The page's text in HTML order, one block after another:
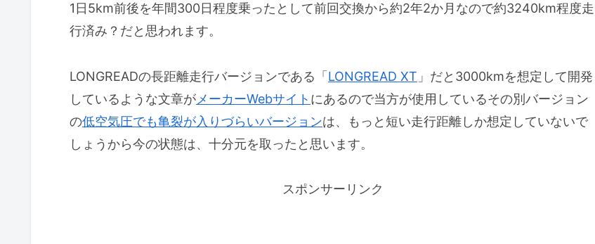
1日5km前後を年間300日程度乗ったとして前回交換から約2年2か月なので約3240km程度走
行済み？だと思われます。
LONGREADの長距離走行バージョンである「LONGREAD XT 」だと3000kmを想定して開発
しているような文章がメーカーWebサイト にあるので当方が使用しているその別バージョン
の低空気圧でも亀裂が入りづらいバージョンは、もっと短い走行距離しか想定していないで
しょうから今の状態は、十分元を取ったと思います。
スポンサーリンク